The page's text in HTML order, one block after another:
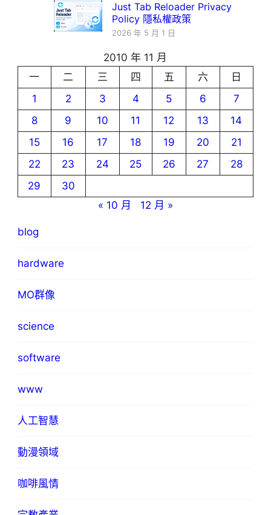
Just Tab Reloader Privacy
Policy 隱私權政策
2026 年 5 月 1 日
2010 年 11 月
一
二 三 四 五 六
日
1
2 3 4 5 6
7
8
9 10 11 12 13
14
15
16 17 18 19 20
21
22
23 24 25 26 27
28
29
30
« 10 月
12 月 »
blog
hardware
MO群像
science
software
www
人工智慧
動漫領域
咖啡風情